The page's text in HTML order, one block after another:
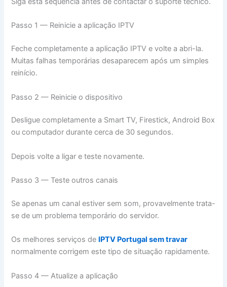
Passo 1 — Reinicie a aplicação IPTV
Feche completamente a aplicação IPTV e volte a abri-la.
Muitas falhas temporárias desaparecem após um simples
reinício.
Passo 2 — Reinicie o dispositivo
Desligue completamente a Smart TV, Firestick, Android Box
ou computador durante cerca de 30 segundos.
Depois volte a ligar e teste novamente.
Passo 3 — Teste outros canais
Se apenas um canal estiver sem som, provavelmente trata-
se de um problema temporário do servidor.
Os melhores serviços de IPTV Portugal sem travar
normalmente corrigem este tipo de situação rapidamente.
Passo 4 — Atualize a aplicação